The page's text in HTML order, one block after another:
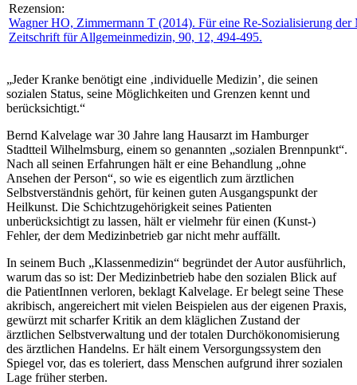
Rezension:
Wagner HO, Zimmermann T (2014). Für eine Re-Sozialisierung der
Zeitschrift für Allgemeinmedizin, 90, 12, 494-495.
„Jeder Kranke benötigt eine ‚individuelle Medizin’, die seinen
sozialen Status, seine Möglichkeiten und Grenzen kennt und
berücksichtigt.“
Bernd Kalvelage war 30 Jahre lang Hausarzt im Hamburger
Stadtteil Wilhelmsburg, einem so genannten „sozialen Brennpunkt“.
Nach all seinen Erfahrungen hält er eine Behandlung „ohne
Ansehen der Person“, so wie es eigentlich zum ärztlichen
Selbstverständnis gehört, für keinen guten Ausgangspunkt der
Heilkunst. Die Schichtzugehörigkeit seines Patienten
unberücksichtigt zu lassen, hält er vielmehr für einen (Kunst-)
Fehler, der dem Medizinbetrieb gar nicht mehr auffällt.
In seinem Buch „Klassenmedizin“ begründet der Autor ausführlich,
warum das so ist: Der Medizinbetrieb habe den sozialen Blick auf
die PatientInnen verloren, beklagt Kalvelage. Er belegt seine These
akribisch, angereichert mit vielen Beispielen aus der eigenen Praxis,
gewürzt mit scharfer Kritik an dem kläglichen Zustand der
ärztlichen Selbstverwaltung und der totalen Durchökonomisierung
des ärztlichen Handelns. Er hält einem Versorgungssystem den
Spiegel vor, das es toleriert, dass Menschen aufgrund ihrer sozialen
Lage früher sterben.